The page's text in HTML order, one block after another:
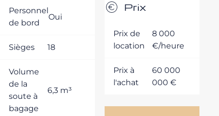
Personnel
de bord
Oui
Sièges 18
Volume
de la
soute à
bagage
6,3 m³
Prix
Prix de
location
8 000
€/heure
Prix à
l'achat
60 000
000 €